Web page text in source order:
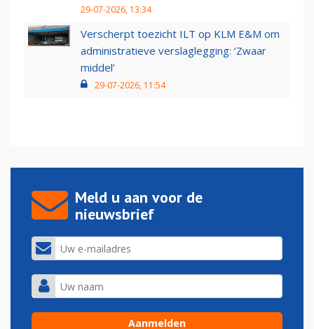
29-07-2026, 13:34
Verscherpt toezicht ILT op KLM E&M om
administratieve verslaglegging: ‘Zwaar
middel’
29-07-2026, 11:54
Meld u aan voor de
nieuwsbrief